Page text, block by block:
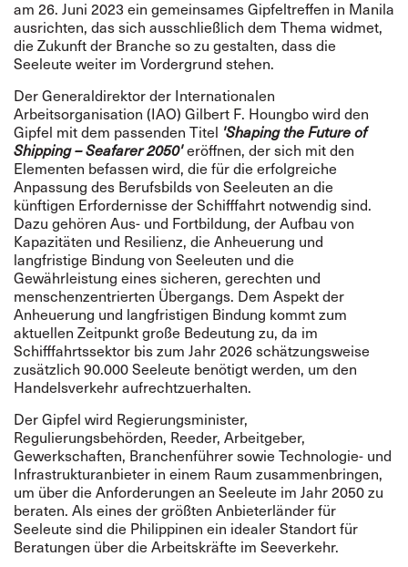
am 26. Juni 2023 ein gemeinsames Gipfeltreffen in Manila
ausrichten, das sich ausschließlich dem Thema widmet,
die Zukunft der Branche so zu gestalten, dass die
Seeleute weiter im Vordergrund stehen.
Der Generaldirektor der Internationalen
Arbeitsorganisation (IAO) Gilbert F. Houngbo wird den
Gipfel mit dem passenden Titel 'Shaping the Future of
Shipping – Seafarer 2050'eröffnen, der sich mit den
Elementen befassen wird, die für die erfolgreiche
Anpassung des Berufsbilds von Seeleuten an die
künftigen Erfordernisse der Schifffahrt notwendig sind.
Dazu gehören Aus- und Fortbildung, der Aufbau von
Kapazitäten und Resilienz, die Anheuerung und
langfristige Bindung von Seeleuten und die
Gewährleistung eines sicheren, gerechten und
menschenzentrierten Übergangs. Dem Aspekt der
Anheuerung und langfristigen Bindung kommt zum
aktuellen Zeitpunkt große Bedeutung zu, da im
Schifffahrtssektor bis zum Jahr 2026 schätzungsweise
zusätzlich 90.000 Seeleute benötigt werden, um den
Handelsverkehr aufrechtzuerhalten.
Der Gipfel wird Regierungsminister,
Regulierungsbehörden, Reeder, Arbeitgeber,
Gewerkschaften, Branchenführer sowie Technologie- und
Infrastrukturanbieter in einem Raum zusammenbringen,
um über die Anforderungen an Seeleute im Jahr 2050 zu
beraten. Als eines der größten Anbieterländer für
Seeleute sind die Philippinen ein idealer Standort für
Beratungen über die Arbeitskräfte im Seeverkehr.